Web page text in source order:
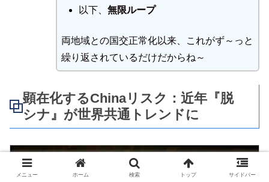
以下、 無限ループ
両地域との国交正常化以来、これがず～っと
繰り返されているだけだからね～
顕在化するChinaリスク：近年『脱
シナ』が世界共通トレンドに
メニュー ホーム 検索 トップ サイドバー